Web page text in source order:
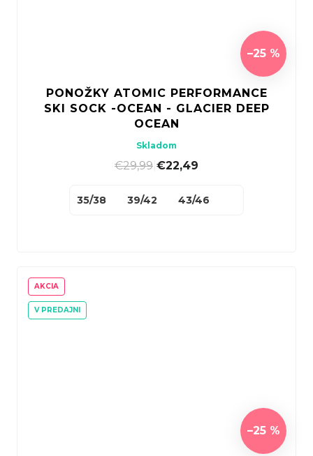
–25 %
PONOŽKY ATOMIC PERFORMANCE
SKI SOCK -OCEAN - GLACIER DEEP
OCEAN
Skladom
€29,99 €22,49
35/38 39/42 43/46
AKCIA
V PREDAJNI
–25 %